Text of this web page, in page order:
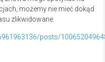
możemy nie mieć dokąd
zlikwidowane.
posts/